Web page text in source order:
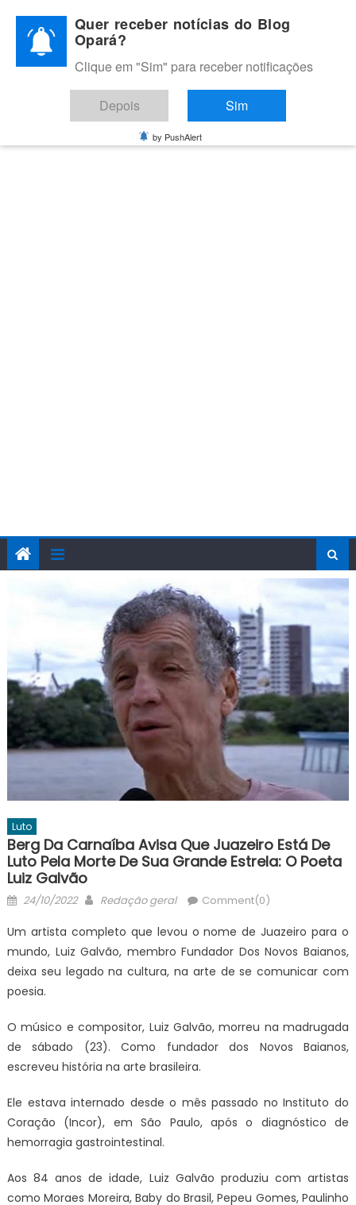
content
BLOG OPARÁ
Melhores notícias de Juazeiro, Petrolina e do Vale do São
Francisco
Luto
Berg Da Carnaíba Avisa Que Juazeiro Está De
Luto Pela Morte De Sua Grande Estrela: O Poeta
Luiz Galvão
Posted
24/10/2022 Author
Redação geral Comment(0)
Um artista completo que levou o nome de Juazeiro para o
mundo, Luiz Galvão, membro Fundador Dos Novos Baianos,
deixa seu legado na cultura, na arte de se comunicar com
poesia.
O músico e compositor, Luiz Galvão, morreu na madrugada
de sábado (23). Como fundador dos Novos Baianos,
escreveu história na arte brasileira.
Ele estava internado desde o mês passado no Instituto do
Coração (Incor), em São Paulo, após o diagnóstico de
hemorragia gastrointestinal.
Aos 84 anos de idade, Luiz Galvão produziu com artistas
como Moraes Moreira, Baby do Brasil, Pepeu Gomes, Paulinho
Quer receber notícias do Blog
Opará?
Clique em "Sim" para receber notificações
Depois Sim
by PushAlert